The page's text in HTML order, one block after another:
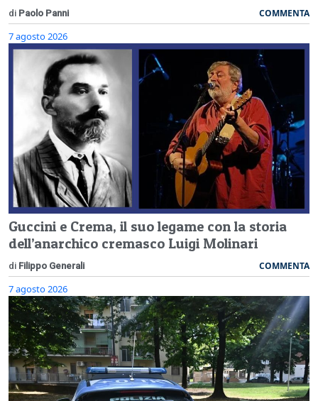
di Paolo Panni COMMENTA
7 agosto 2026
Guccini e Crema, il suo legame con la storia
dell’anarchico cremasco Luigi Molinari
di Filippo Generali COMMENTA
7 agosto 2026